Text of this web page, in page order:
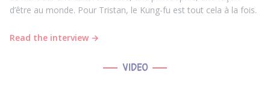
d’être au monde. Pour Tristan, le Kung-fu est tout cela à la fois.
Read the interview →
VIDEO